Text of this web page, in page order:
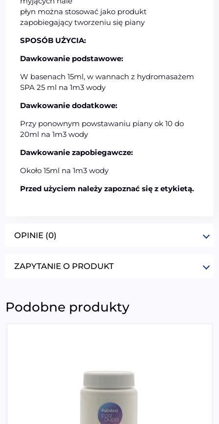
płyn można stosować jako produkt
zapobiegający tworzeniu się piany
SPOSÓB UŻYCIA:
Dawkowanie podstawowe:
W basenach 15ml, w wannach z hydromasażem
SPA 25 ml na 1m3 wody
Dawkowanie dodatkowe:
Przy ponownym powstawaniu piany ok 10 do
20ml na 1m3 wody
Dawkowanie zapobiegawcze:
Około 15ml na 1m3 wody
Przed użyciem należy zapoznać się z etykietą.
OPINIE (0)
ZAPYTANIE O PRODUKT
Podobne produkty